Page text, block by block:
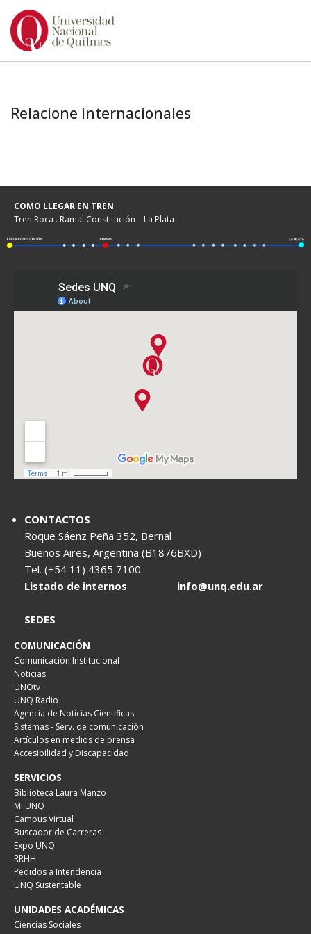
Ir
Relacione internacionales
COMO LLEGAR EN TREN
Tren Roca . Ramal Constitución – La Plata
CONTACTOS
Roque Sáenz Peña 352, Bernal
Buenos Aires, Argentina (B1876BXD)
Tel. (+54 11) 4365 7100
Listado de internos
info@unq.edu.ar
SEDES
COMUNICACIÓN
Comunicación Institucional
Noticias
UNQtv
UNQ Radio
Agencia de Noticias Científicas
Sistemas - Serv. de comunicación
Artículos en medios de prensa
Accesibilidad y Discapacidad
SERVICIOS
Biblioteca Laura Manzo
Mi UNQ
Campus Virtual
Buscador de Carreras
Expo UNQ
RRHH
Pedidos a Intendencia
UNQ Sustentable
UNIDADES ACADÉMICAS
Ciencias Sociales